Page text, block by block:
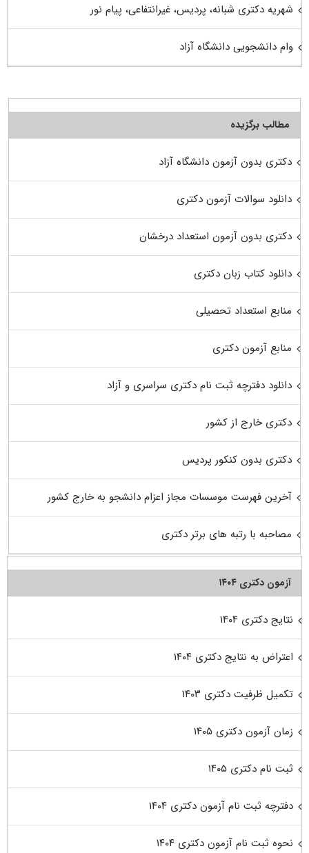
شهریه دکتری شبانه، پردیس، غیرانتفاعی، پیام نور
وام دانشجویی دانشگاه آزاد
مطالب برگزیده
دکتری بدون آزمون دانشگاه آزاد
دانلود سوالات آزمون دکتری
دکتری بدون آزمون استعداد درخشان
دانلود کتاب زبان دکتری
منابع استعداد تحصیلی
منابع آزمون دکتری
دانلود دفترچه ثبت نام دکتری سراسری و آزاد
دکتری خارج از کشور
دکتری بدون کنکور پردیس
آخرین فهرست موسسات مجاز اعزام دانشجو به خارج کشور
مصاحبه با رتبه های برتر دکتری
آزمون دکتری ۱۴۰۴
نتایج دکتری ۱۴۰۴
اعتراض به نتایج دکتری ۱۴۰۴
تکمیل ظرفیت دکتری ۱۴۰۳
زمان آزمون دکتری ۱۴۰۵
ثبت نام دکتری ۱۴۰۵
دفترچه ثبت نام آزمون دکتری ۱۴۰۴
نحوه ثبت نام آزمون دکتری ۱۴۰۴